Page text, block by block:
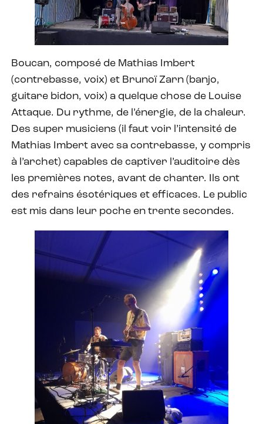
Boucan, composé de Mathias Imbert
(contrebasse, voix) et Brunoï Zarn (banjo,
guitare bidon, voix) a quelque chose de Louise
Attaque. Du rythme, de l’énergie, de la chaleur.
Des super musiciens (il faut voir l’intensité de
Mathias Imbert avec sa contrebasse, y compris
à l’archet) capables de captiver l’auditoire dès
les premières notes, avant de chanter. Ils ont
des refrains ésotériques et efficaces. Le public
est mis dans leur poche en trente secondes.